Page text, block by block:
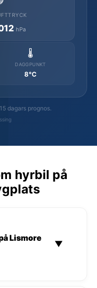
hPa
🌡️
DAGGPUNKT
8°C
dagars prognos.
hyrbil på
Lismore
▼